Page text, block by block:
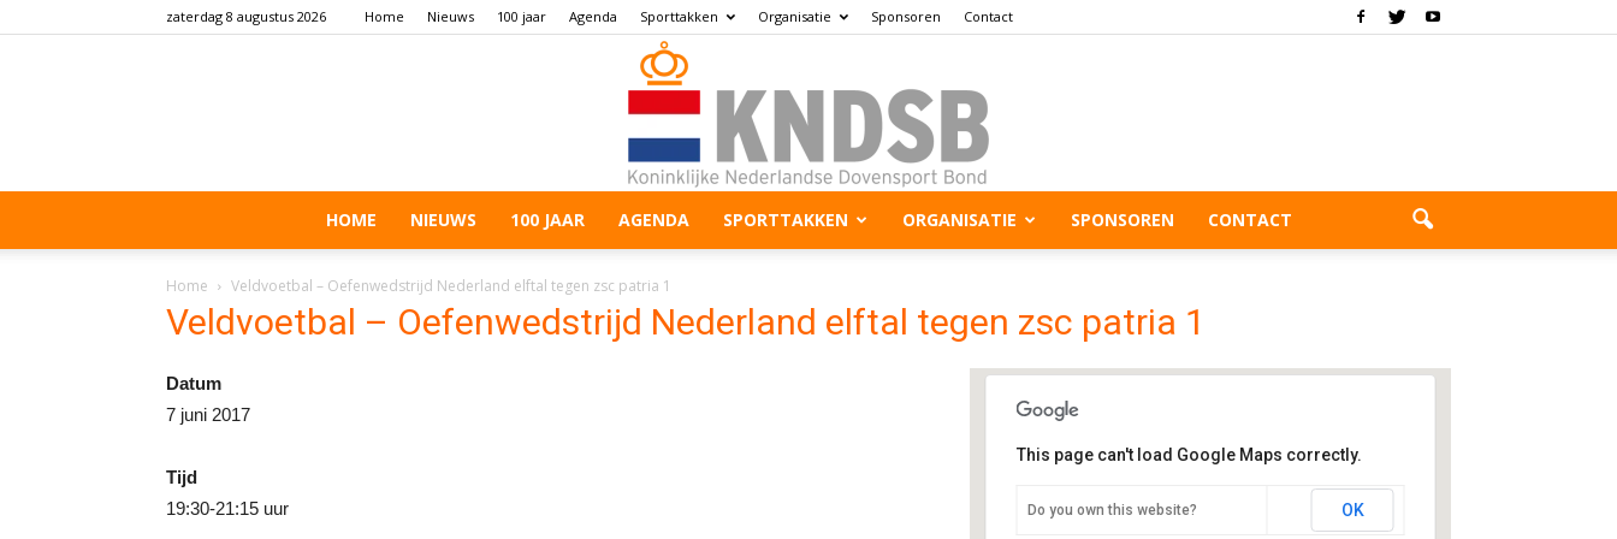
zaterdag 8 augustus 2026 Home Nieuws 100 jaar Agenda Sporttakken Organisatie Sponsoren Contact
HOME NIEUWS 100 JAAR AGENDA SPORTTAKKEN ORGANISATIE SPONSOREN CONTACT
Home Veldvoetbal – Oefenwedstrijd Nederland elftal tegen zsc patria 1
Veldvoetbal – Oefenwedstrijd Nederland elftal tegen zsc patria 1
Sportpark Blikkenburg
This page can't load Google Maps correctly.
Do you own this website? OK
Datum
7 juni 2017
Tijd
19:30-21:15 uur